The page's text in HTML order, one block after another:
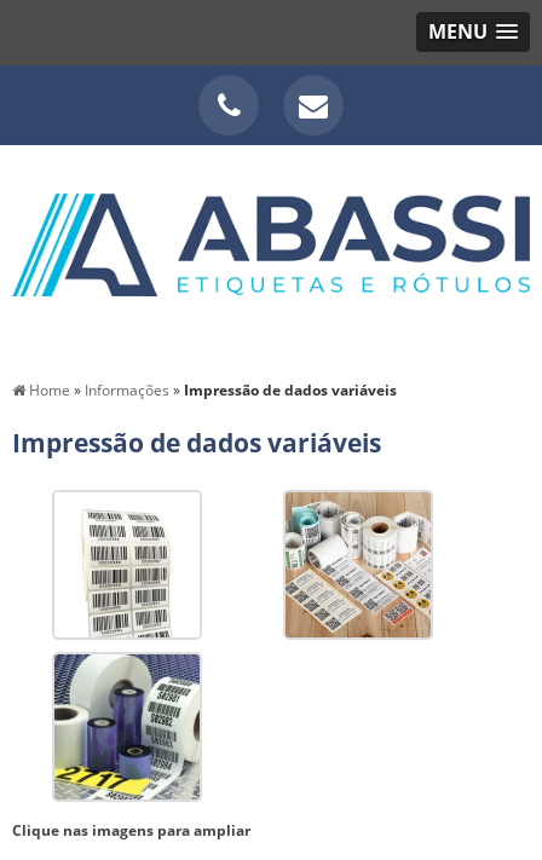
MENU
Home » Informações » Impressão de dados variáveis
Impressão de dados variáveis
Clique nas imagens para ampliar